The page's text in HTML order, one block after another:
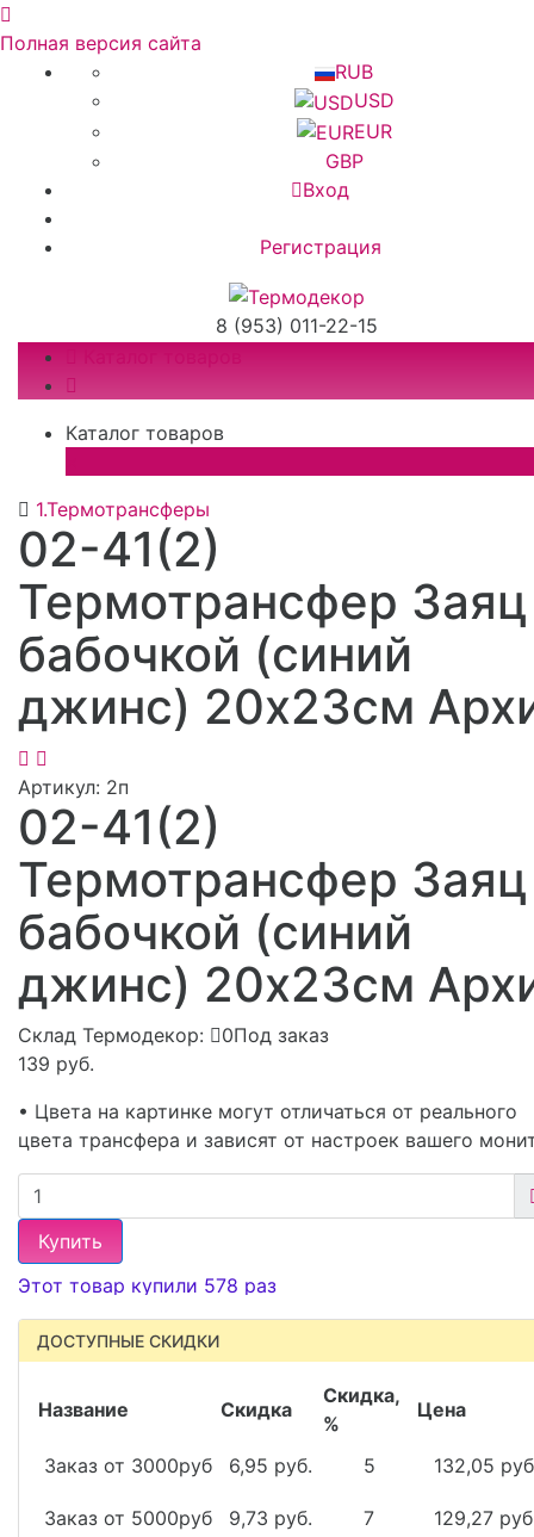
Полная версия сайта
RUB
USD
EUR
GBP
Вход
Регистрация
8 (953) 011-22-15
Каталог товаров
1.Термотрансферы
02-41(2)
Термотрансфер
бабочкой (синий
джинс) 20х23см
Артикул: 2п
02-41(2)
Термотрансфер
бабочкой (синий
джинс) 20х23см
Склад Термодекор:
0Под заказ
139 руб.
• Цвета на картинке могут отличаться от реального
цвета трансфера и зависят от настроек вашего
Купить
Этот товар купили 578 раз
ДОСТУПНЫЕ СКИДКИ
Название Скидка
Скидка,
%
Цена
Заказ от 3000руб 6,95 руб. 5 132,05
Заказ от 5000руб 9,73 руб. 7 129,27